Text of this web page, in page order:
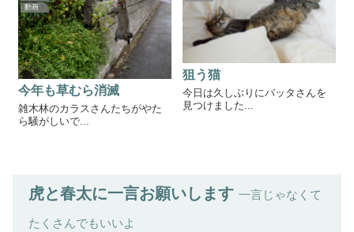
動画
今年も草むら消滅
雑木林のカラスさんたちがやた
ら騒がしいで...
狙う猫
今日は久しぶりにバッタさんを
見つけました...
虎と春太に一言お願いします 一言じゃなくて
たくさんでもいいよ